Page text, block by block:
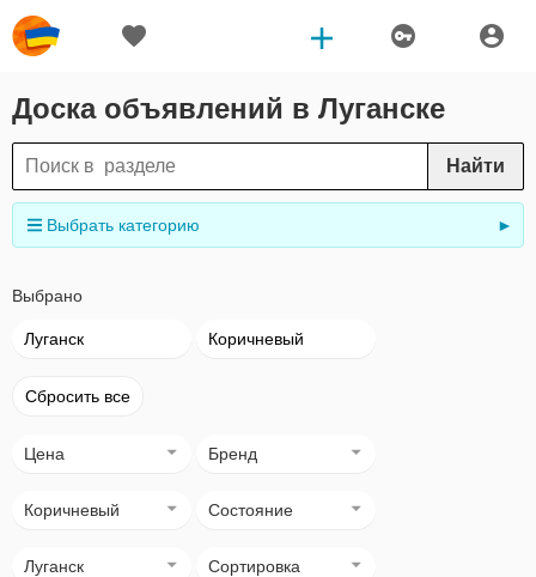
Доска объявлений в Луганске
Найти
Выбрать категорию ►
Выбрано
Луганск Коричневый
Сбросить все
Цена Бренд
Коричневый Состояние
Луганск Сортировка